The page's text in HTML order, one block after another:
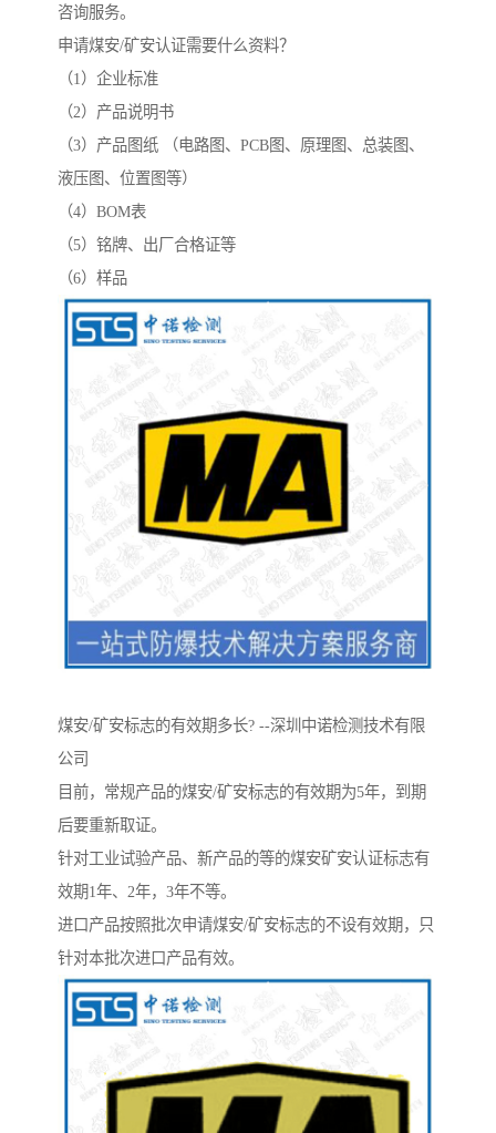
咨询服务。
申请煤安/矿安认证需要什么资料？
（1）企业标准
（2）产品说明书
（3）产品图纸 （电路图、PCB图、原理图、总装图、
液压图、位置图等）
（4）BOM表
（5）铭牌、出厂合格证等
（6）样品
煤安/矿安标志的有效期多长? --深圳中诺检测技术有限
公司
目前，常规产品的煤安/矿安标志的有效期为5年，到期
后要重新取证。
针对工业试验产品、新产品的等的煤安矿安认证标志有
效期1年、2年，3年不等。
进口产品按照批次申请煤安/矿安标志的不设有效期，只
针对本批次进口产品有效。